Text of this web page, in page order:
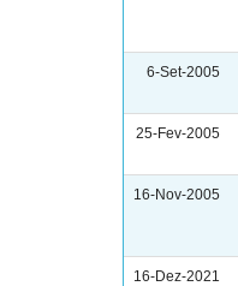
6-Set-2005
25-Fev-2005
16-Nov-2005
16-Dez-2021